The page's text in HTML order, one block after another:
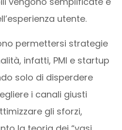
utente.
permettersi strategie
infatti, PMI e startup
solo di disperdere
i canali giusti
gli sforzi,